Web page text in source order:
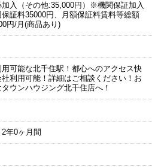
加入（その他:35,000円）※機関保証加入
証料35000円、月額保証料賃料等総額
円/月(商品あり)
可能な北千住駅！都心へのアクセス快
利用可能！詳細はご相談ください！お
ウンハウジング北千住店へ！
年0ヶ月間